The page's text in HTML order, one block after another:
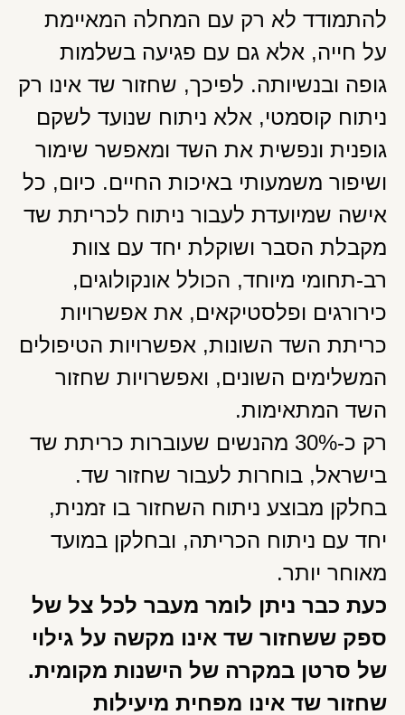
להתמודד לא רק עם המחלה המאיימת
על חייה, אלא גם עם פגיעה בשלמות
גופה ובנשיותה. לפיכך, שחזור שד אינו רק
ניתוח קוסמטי, אלא ניתוח שנועד לשקם
גופנית ונפשית את השד ומאפשר שימור
ושיפור משמעותי באיכות החיים. כיום, כל
אישה שמיועדת לעבור ניתוח לכריתת שד
מקבלת הסבר ושוקלת יחד עם צוות
רב-תחומי מיוחד, הכולל אונקולוגים,
כירורגים ופלסטיקאים, את אפשרויות
כריתת השד השונות, אפשרויות הטיפולים
המשלימים השונים, ואפשרויות שחזור
השד המתאימות.
רק כ-30% מהנשים שעוברות כריתת שד
בישראל, בוחרות לעבור שחזור שד.
בחלקן מבוצע ניתוח השחזור בו זמנית,
יחד עם ניתוח הכריתה, ובחלקן במועד
מאוחר יותר.
כעת כבר ניתן לומר מעבר לכל צל של
ספק ששחזור שד אינו מקשה על גילוי
של סרטן במקרה של הישנות מקומית.
שחזור שד אינו מפחית מיעילות